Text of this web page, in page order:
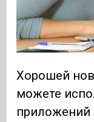
Хорошей
можете
приложений